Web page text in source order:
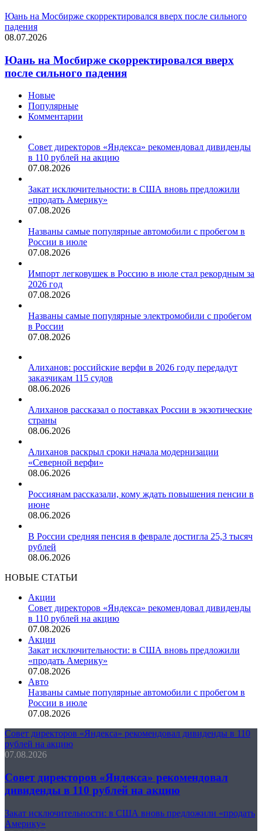
Юань на Мосбирже скорректировался вверх после сильного
падения
08.07.2026
Юань на Мосбирже скорректировался вверх
после сильного падения
Новые
Популярные
Комментарии
Совет директоров «Яндекса» рекомендовал дивиденды
в 110 рублей на акцию
07.08.2026
Закат исключительности: в США вновь предложили
«продать Америку»
07.08.2026
Названы самые популярные автомобили с пробегом в
России в июле
07.08.2026
Импорт легковушек в Россию в июле стал рекордным за
2026 год
07.08.2026
Названы самые популярные электромобили с пробегом
в России
07.08.2026
Алиханов: российские верфи в 2026 году передадут
заказчикам 115 судов
08.06.2026
Алиханов рассказал о поставках России в экзотические
страны
08.06.2026
Алиханов раскрыл сроки начала модернизации
«Северной верфи»
08.06.2026
Россиянам рассказали, кому ждать повышения пенсии в
июне
08.06.2026
В России средняя пенсия в феврале достигла 25,3 тысяч
рублей
08.06.2026
НОВЫЕ СТАТЬИ
Акции
Совет директоров «Яндекса» рекомендовал дивиденды
в 110 рублей на акцию
07.08.2026
Акции
Закат исключительности: в США вновь предложили
«продать Америку»
07.08.2026
Авто
Названы самые популярные автомобили с пробегом в
России в июле
07.08.2026
Совет директоров «Яндекса» рекомендовал дивиденды в 110
рублей на акцию
07.08.2026
Совет директоров «Яндекса» рекомендовал
дивиденды в 110 рублей на акцию
Закат исключительности: в США вновь предложили «продать
Америку»